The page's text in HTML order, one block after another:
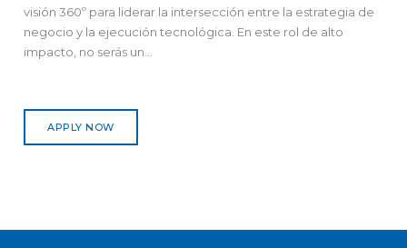
visión 360º para liderar la intersección entre la estrategia de
negocio y la ejecución tecnológica. En este rol de alto
impacto, no serás un...
APPLY NOW